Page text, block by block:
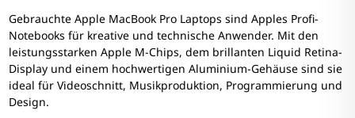
Gebrauchte Apple MacBook Pro Laptops sind Apples Profi-
Notebooks für kreative und technische Anwender. Mit den
leistungsstarken Apple M-Chips, dem brillanten Liquid Retina-
Display und einem hochwertigen Aluminium-Gehäuse sind sie
ideal für Videoschnitt, Musikproduktion, Programmierung und
Design.